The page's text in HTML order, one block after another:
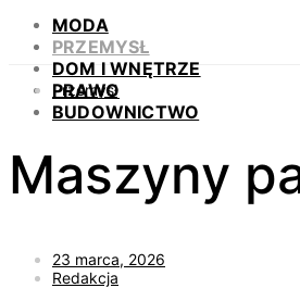
MODA
PRZEMYSŁ
DOM I WNĘTRZE
PRAWO
BUDOWNICTWO
Przemysł
Maszyny
23 marca, 2026
Redakcja